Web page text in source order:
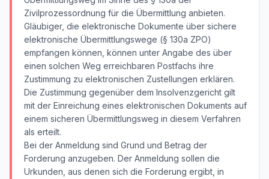
Zivilprozessordnung für die Übermittlung anbieten.
Gläubiger, die elektronische Dokumente über sichere
elektronische Übermittlungswege (§ 130a ZPO)
empfangen können, können unter Angabe des über
einen solchen Weg erreichbaren Postfachs ihre
Zustimmung zu elektronischen Zustellungen erklären.
Die Zustimmung gegenüber dem Insolvenzgericht gilt
mit der Einreichung eines elektronischen Dokuments auf
einem sicheren Übermittlungsweg in diesem Verfahren
als erteilt.
Bei der Anmeldung sind Grund und Betrag der
Forderung anzugeben. Der Anmeldung sollen die
Urkunden, aus denen sich die Forderung ergibt, in